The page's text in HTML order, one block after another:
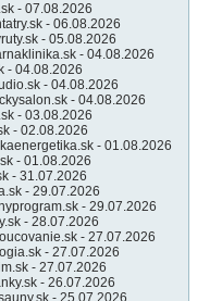
- 07.08.2026
- 06.08.2026
- 05.08.2026
- 04.08.2026
- 04.08.2026
- 04.08.2026
- 04.08.2026
- 03.08.2026
- 02.08.2026
- 01.08.2026
- 01.08.2026
- 31.07.2026
- 29.07.2026
- 29.07.2026
- 28.07.2026
- 27.07.2026
- 27.07.2026
- 27.07.2026
- 26.07.2026
- 25.07.2026